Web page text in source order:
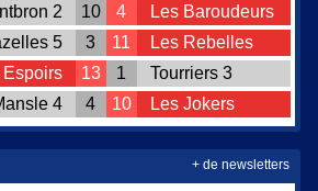
2 10 4 Les Baroudeurs
5 3 11 Les Rebelles
Espoirs 13 1 Tourriers 3
4 4 10 Les Jokers
+ de newsletters